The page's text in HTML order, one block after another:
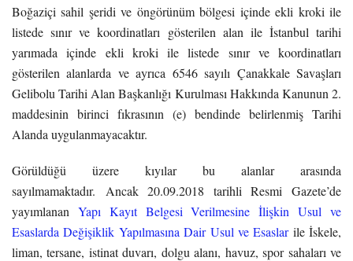
Boğaziçi sahil şeridi ve öngörünüm bölgesi içinde ekli kroki ile
listede sınır ve koordinatları gösterilen alan ile İstanbul tarihi
yarımada içinde ekli kroki ile listede sınır ve koordinatları
gösterilen alanlarda ve ayrıca 6546 sayılı Çanakkale Savaşları
Gelibolu Tarihi Alan Başkanlığı Kurulması Hakkında Kanunun 2.
maddesinin birinci fıkrasının (e) bendinde belirlenmiş Tarihi
Alanda uygulanmayacaktır.
Görüldüğü üzere kıyılar bu alanlar arasında
sayılmamaktadır. Ancak 20.09.2018 tarihli Resmi Gazete’de
yayımlanan Yapı Kayıt Belgesi Verilmesine İlişkin Usul ve
Esaslarda Değişiklik Yapılmasına Dair Usul ve Esaslarile İskele,
liman, tersane, istinat duvarı, dolgu alanı, havuz, spor sahaları ve